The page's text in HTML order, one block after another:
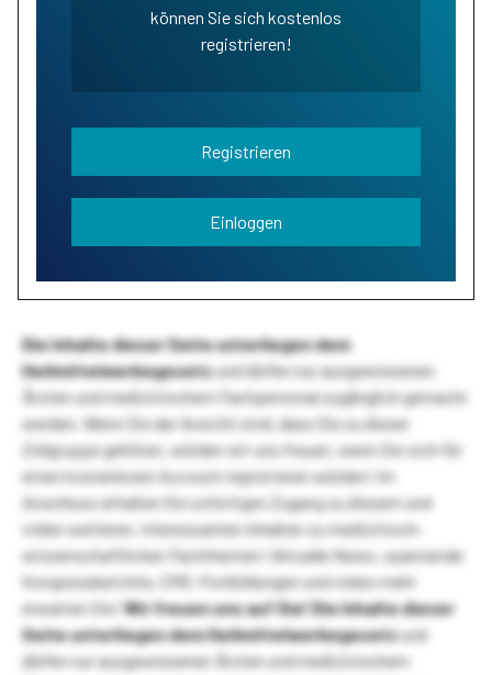
können Sie sich kostenlos
registrieren!
Registrieren
Einloggen
Die Inhalte dieser Seite unterliegen dem
Heilmittelwerbegesetzund dürfen nur ausgewiesenen
Ärzten und medizinischem Fachpersonal zugänglich gemacht
werden. Wenn Sie der Ansicht sind, dass Sie zu dieser
Zielgruppe gehören, würden wir uns freuen, wenn Sie sich für
einen kostenlosen Account registrieren würden! Im
Anschluss erhalten Sie sofortigen Zugang zu diesem und
vielen weiteren, interessanten Inhalten zu medizinisch-
wissenschaftlichen Fachthemen! Aktuelle News, spannende
Kongressberichte, CME-Fortbildungen und vieles mehr
erwarten Sie!Wir freuen uns auf Sie!Die Inhalte dieser
Seite unterliegen dem Heilmittelwerbegesetzund
dürfen nur ausgewiesenen Ärzten und medizinischem